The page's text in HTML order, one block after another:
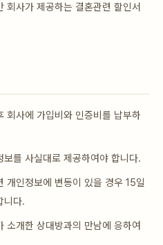
사가 제공하는 결혼관련 할인서
사에 가입비와 인증비를 납부하
를 사실대로 제공하여야 합니다.
인정보에 변동이 있을 경우 15일
니다.
개한 상대방과의 만남에 응하여